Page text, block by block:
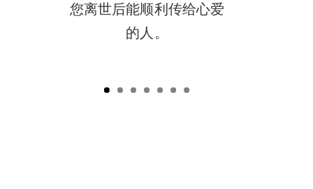
您离世后能顺利传给心爱
的人。